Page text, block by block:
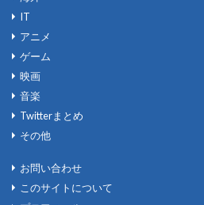
IT
アニメ
ゲーム
映画
音楽
Twitterまとめ
その他
お問い合わせ
このサイトについて